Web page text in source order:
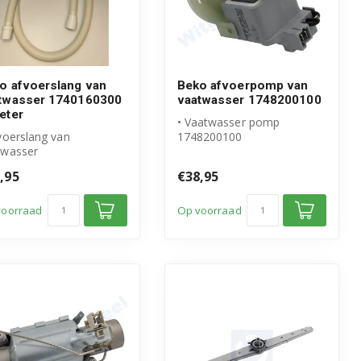
afvoerslang van
1740160300
van
200cm
Beko afvoerpomp van
vaatwasser 1748200100
• Vaatwasser pomp
1748200100
€38,95
Op voorraad